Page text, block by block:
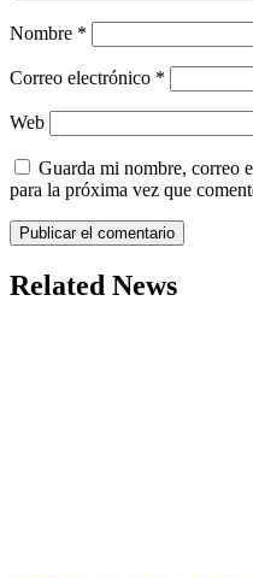
Nombre *
Correo electrónico *
Web
Guarda mi nombre, correo
para la próxima vez que
Related News